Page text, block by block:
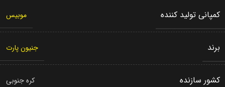
کمپانی تولید کننده موبیس
برند جنیون پارت
کشور سازنده کره جنوبی